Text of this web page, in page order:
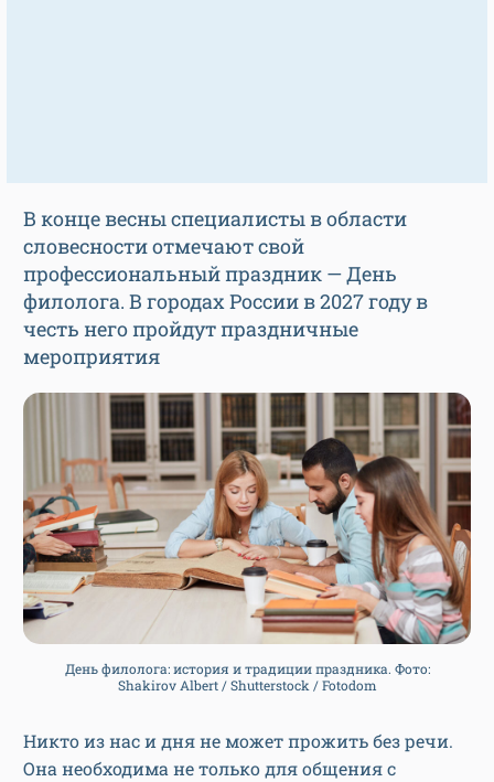
В конце весны специалисты в области
словесности отмечают свой
профессиональный праздник — День
филолога. В городах России в 2027 году в
честь него пройдут праздничные
мероприятия
День филолога: история и традиции праздника. Фото:
Shakirov Albert / Shutterstock / Fotodom
Никто из нас и дня не может прожить без речи.
Она необходима не только для общения с